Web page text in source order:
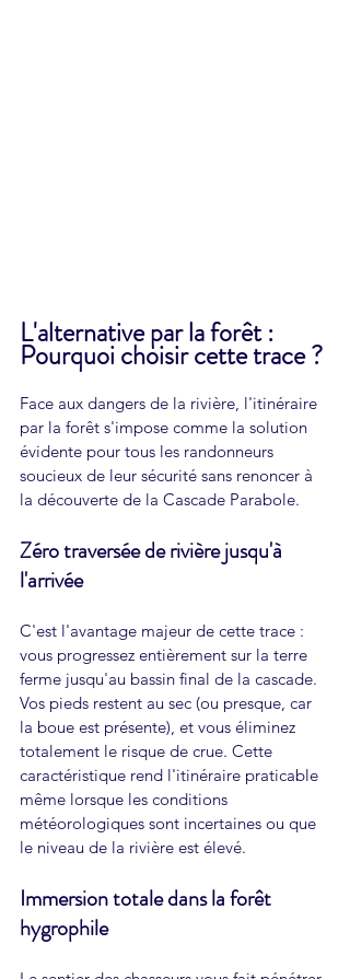
L'alternative par la forêt :
Pourquoi choisir cette trace ?
Face aux dangers de la rivière, l'itinéraire
par la forêt s'impose comme la solution
évidente pour tous les randonneurs
soucieux de leur sécurité sans renoncer à
la découverte de la Cascade Parabole.
Zéro traversée de rivière jusqu'à
l'arrivée
C'est l'avantage majeur de cette trace :
vous progressez entièrement sur la terre
ferme jusqu'au bassin final de la cascade.
Vos pieds restent au sec (ou presque, car
la boue est présente), et vous éliminez
totalement le risque de crue. Cette
caractéristique rend l'itinéraire praticable
même lorsque les conditions
météorologiques sont incertaines ou que
le niveau de la rivière est élevé.
Immersion totale dans la forêt
hygrophile